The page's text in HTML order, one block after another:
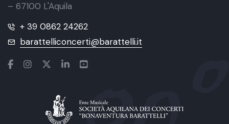
– 67100 L'Aquila
+ 39 0862 24262
barattelliconcerti@barattelli.it